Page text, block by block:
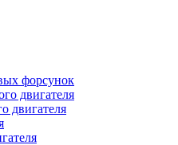
форсунок
двигателя
двигателя